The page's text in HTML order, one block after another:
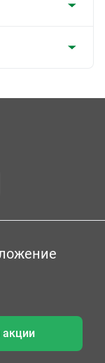
акции